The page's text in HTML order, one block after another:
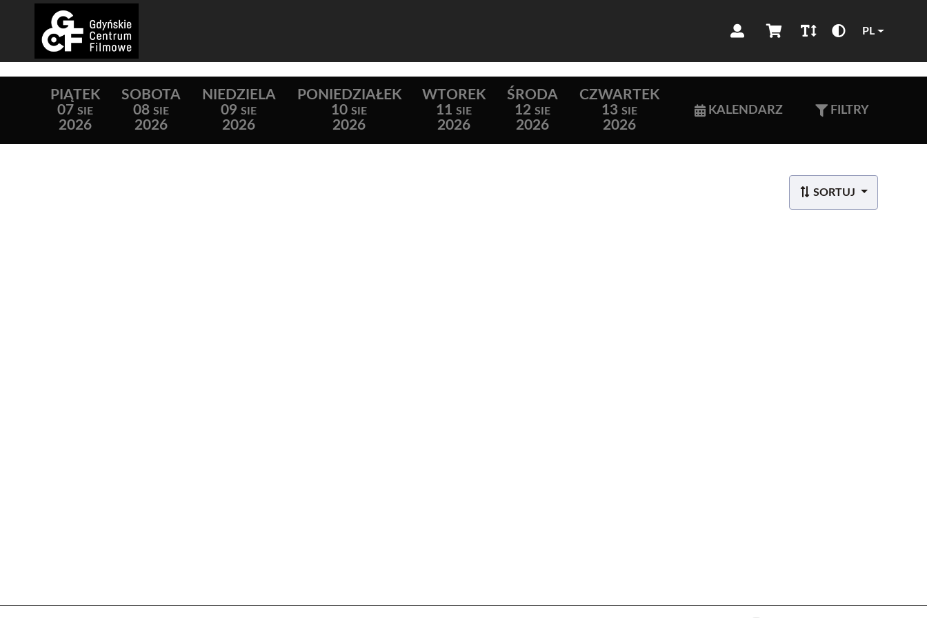
PL
PIĄTEK
07 SIE
2026
SOBOTA
08 SIE
2026
NIEDZIELA
09 SIE
2026
PONIEDZIAŁEK
10 SIE
2026
WTOREK
11 SIE
2026
ŚRODA
12 SIE
2026
CZWARTEK
13 SIE
2026
KALENDARZ FILTRY
SORTUJ